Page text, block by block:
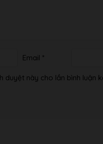
Email *
này cho lần bình luận